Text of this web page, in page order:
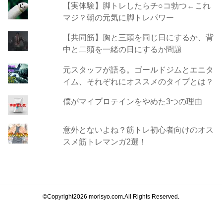
【実体験】脚トレしたらチ○コ勃つ←これ
マジ？朝の元気に脚トレパワー
【共同筋】胸と三頭を同じ日にするか、背
中と二頭を一緒の日にするか問題
元スタッフが語る。ゴールドジムとエニタ
イム、それぞれにオススメのタイプとは？
僕がマイプロテインをやめた3つの理由
意外とないよね？筋トレ初心者向けのオス
スメ筋トレマンガ2選！
©Copyright2026 morisyo.com .All Rights Reserved.